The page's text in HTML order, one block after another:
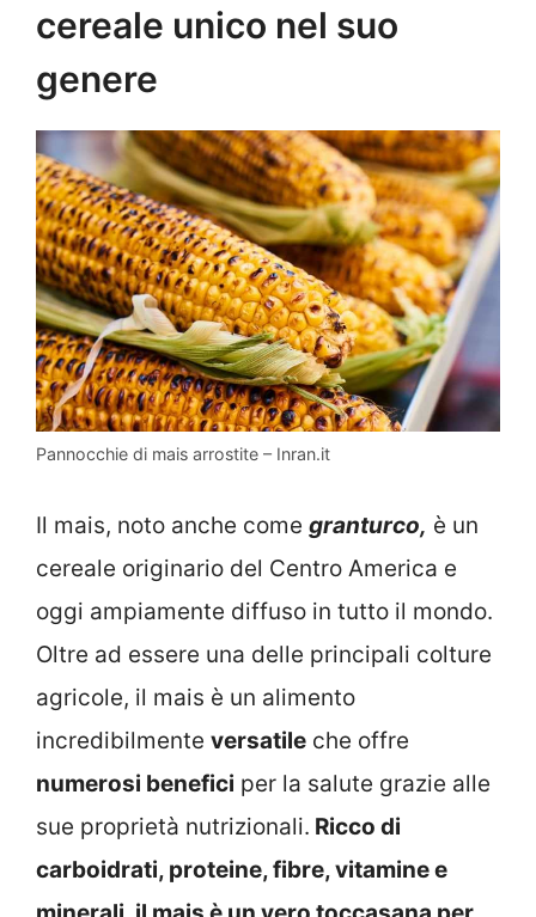
cereale unico nel suo
genere
Pannocchie di mais arrostite – Inran.it
Il mais, noto anche come granturco, è un
cereale originario del Centro America e
oggi ampiamente diffuso in tutto il mondo.
Oltre ad essere una delle principali colture
agricole, il mais è un alimento
incredibilmente versatile che offre
numerosi benefici per la salute grazie alle
sue proprietà nutrizionali. Ricco di
carboidrati, proteine, fibre, vitamine e